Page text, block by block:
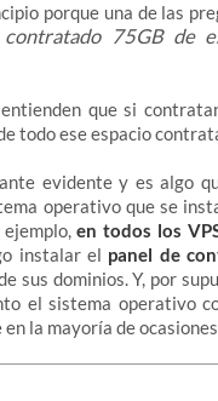
porque una de las
contratado 75GB de
que si
todo ese espacio
evidente y es algo
operativo que se
ejemplo,en todos los
instalar el panel de
sus dominios. Y, por
el sistema operativo
en la mayoría de